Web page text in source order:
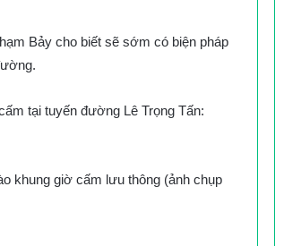
Bảy cho biết sẽ sớm có biện pháp
tại tuyến đường Lê Trọng Tấn:
khung giờ cấm lưu thông (ảnh chụp